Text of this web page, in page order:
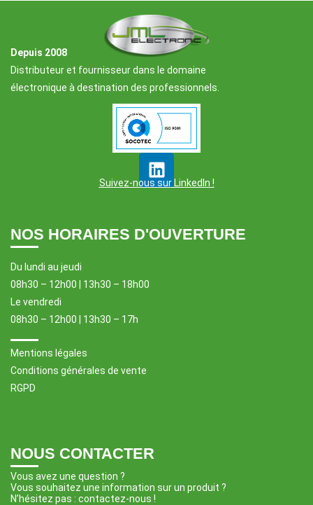
Depuis 2008
Distributeur et fournisseur dans le domaine
électronique à destination des professionnels.
Suivez-nous sur LinkedIn !
NOS HORAIRES D'OUVERTURE
Du lundi au jeudi
08h30 – 12h00 | 13h30 – 18h00
Le vendredi
08h30 – 12h00 | 13h30 – 17h
Mentions légales
Conditions générales de vente
RGPD
NOUS CONTACTER
Vous avez une question ?
Vous souhaitez une information sur un produit ?
N’hésitez pas : contactez-nous !